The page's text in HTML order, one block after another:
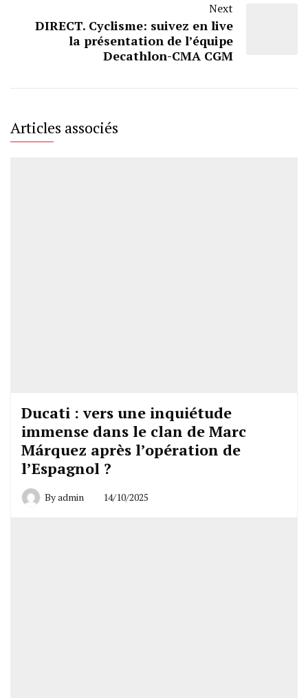
Next
DIRECT. Cyclisme: suivez en live
la présentation de l’équipe
Decathlon-CMA CGM
Articles associés
Ducati : vers une inquiétude
immense dans le clan de Marc
Márquez après l’opération de
l’Espagnol ?
Byadmin 14/10/2025